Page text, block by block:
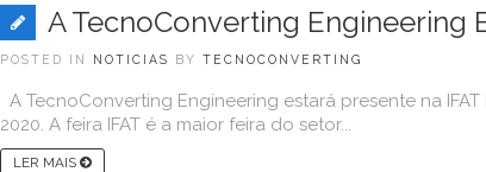
A TecnoConverting Engineering
POSTED IN NOTICIAS BY TECNOCONVERTING
A TecnoConverting Engineering estará presente na
2020. A feira IFAT é a maior feira do setor...
LER MAIS